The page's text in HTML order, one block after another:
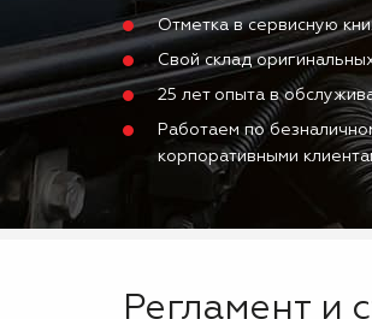
Отметка в сервисную
Свой склад
25 лет опыта в
Работаем по
корпоративными
Регламент и